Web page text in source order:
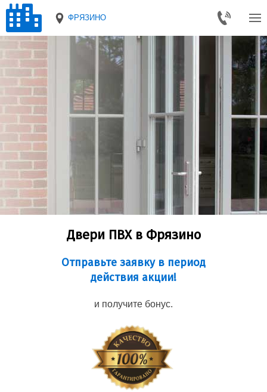
ФРЯЗИНО
Двери ПВХ в Фрязино
Отправьте заявку в период
действия акции!
и получите бонус.